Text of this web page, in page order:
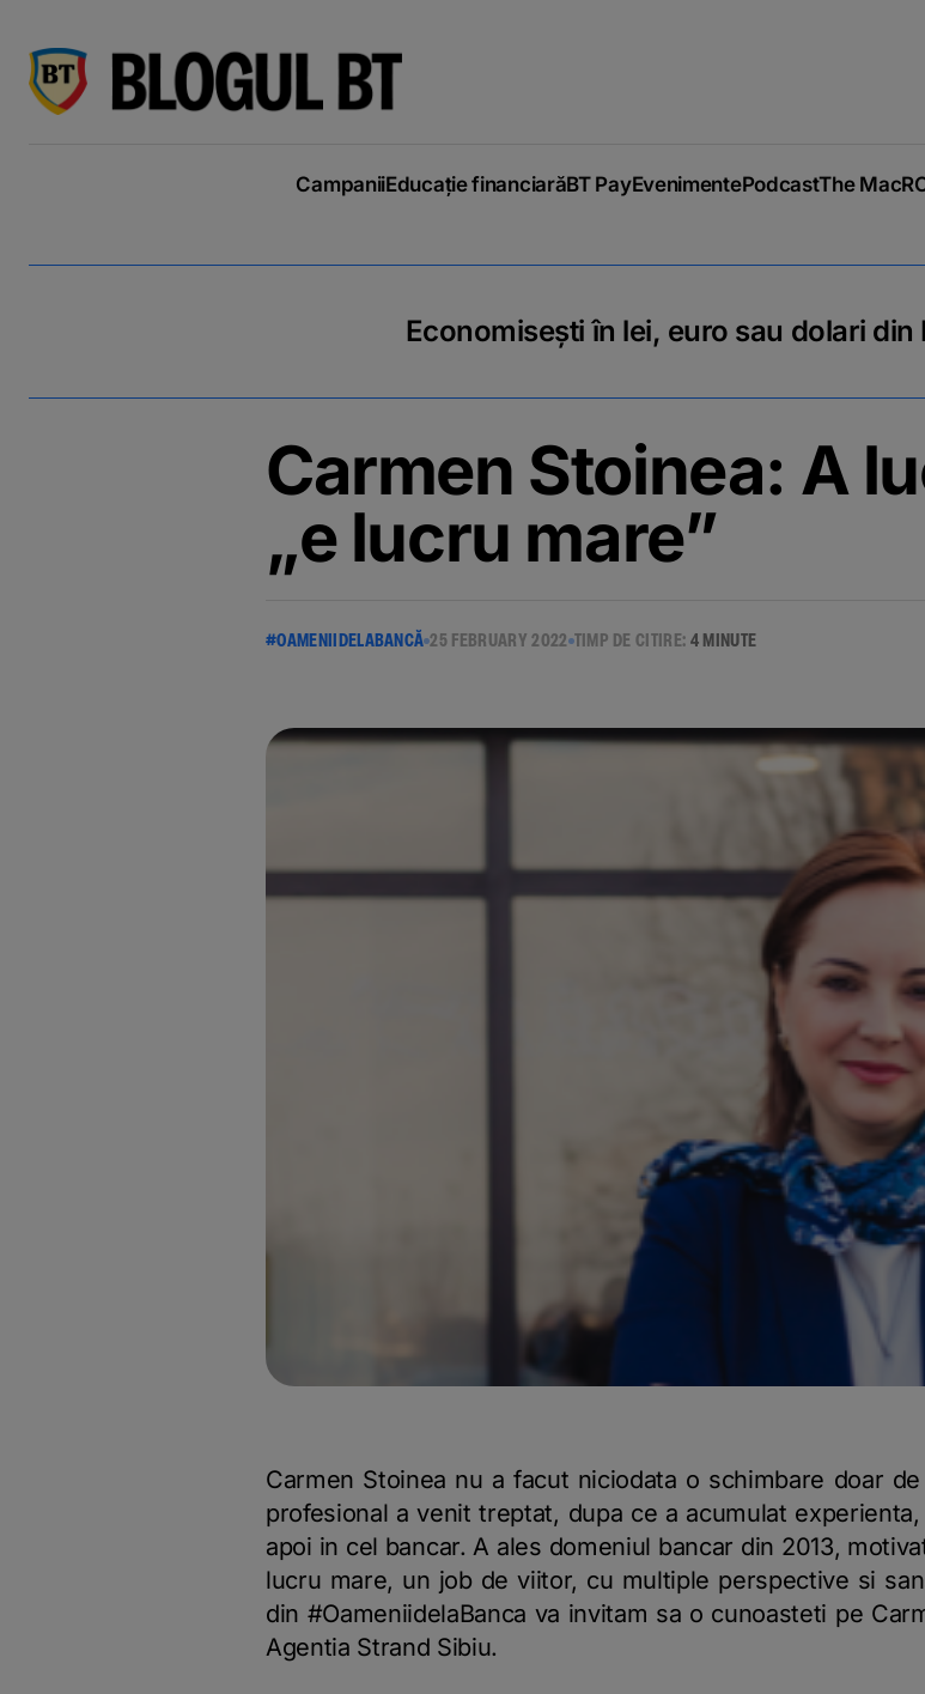
CampaniiEducație financiarăBT PayEvenimentePodcastThe
Economisești în lei, euro sau dolari din
Carmen Stoinea: A
„e lucru mare”
#OAMENIIDELABANCĂ 25 FEBRUARY 2022 TIMP DE CITIRE: 4 MINUTE
Carmen Stoinea nu a facut niciodata o schimbare doar
profesional a venit treptat, dupa ce a acumulat
apoi in cel bancar. A ales domeniul bancar din 2013,
lucru mare, un job de viitor, cu multiple perspective si
din #OameniidelaBanca va invitam sa o cunoasteti pe
Agentia Strand Sibiu.